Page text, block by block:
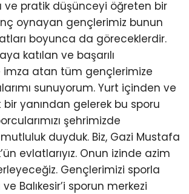
ve pratik düşünceyi öğreten bir
oynayan gençlerimiz bunun
boyunca da göreceklerdir.
katılan ve başarılı
atan tüm gençlerimize
sunuyorum. Yurt içinden ve
yanından gelerek bu sporu
şehrimizde
duyduk. Biz, Gazi Mustafa
evlatlarıyız. Onun izinde azim
Gençlerimizi sporla
Balıkesir’i sporun merkezi